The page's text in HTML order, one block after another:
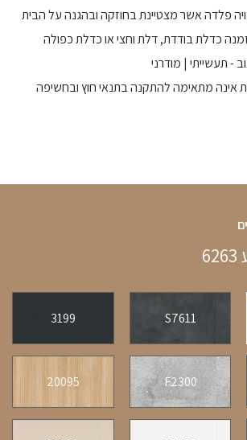
פלדה אשר מצטיינת בחוזקה ובהגנה על הבית
כדלת בודדת, דלת וחצי או כדלת כפולה
- תעשייתי | מודרני
אינה מתאימה להתקנה בתנאי חוץ ובחשיפה
S7611
3199
F2300
20095